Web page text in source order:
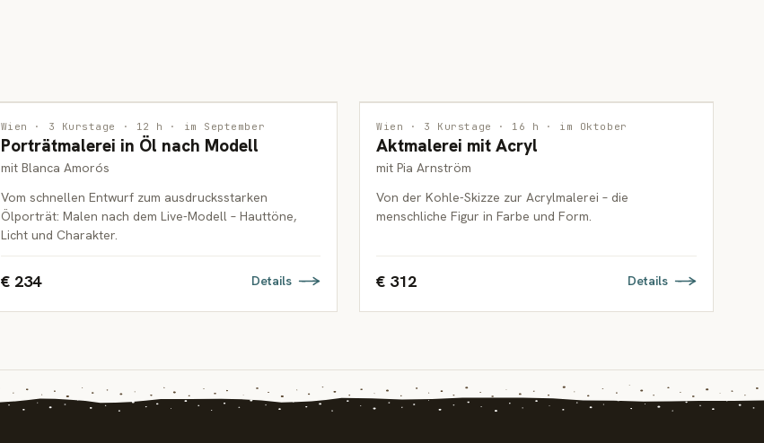
MALEREI
ERWACHSENE
Wien · 3 Kurstage · 12 h · im September
Porträtmalerei in Öl nach Modell
mit Blanca Amorós
Vom schnellen Entwurf zum ausdrucksstarken
Ölporträt: Malen nach dem Live-Modell – Hauttöne,
Licht und Charakter.
€ 234 Details
MALEREI
ERWACHSENE
Wien · 3 Kurstage · 16 h · im Oktober
Aktmalerei mit Acryl
mit Pia Arnström
Von der Kohle-Skizze zur Acrylmalerei – die
menschliche Figur in Farbe und Form.
€ 312 Details